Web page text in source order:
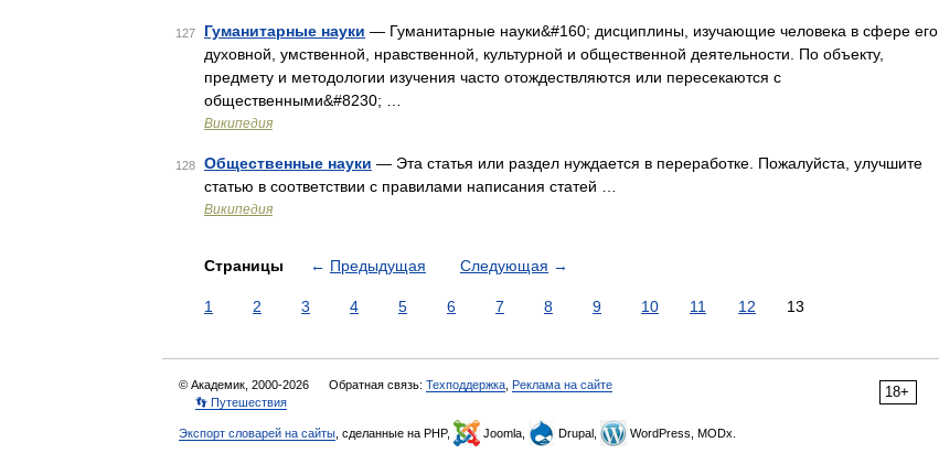
127 Гуманитарные науки — Гуманитарные науки&#160; дисциплины, изучающие человека в сфере его
духовной, умственной, нравственной, культурной и общественной деятельности. По объекту,
предмету и методологии изучения часто отождествляются или пересекаются с
общественными&#8230; …
Википедия
128 Общественные науки — Эта статья или раздел нуждается в переработке. Пожалуйста, улучшите
статью в соответствии с правилами написания статей …
Википедия
Страницы ← Предыдущая Следующая →
1 2 3 4 5 6 7 8 9 10 11 12 13
18+
© Академик, 2000-2026 Обратная связь: Техподдержка Реклама на сайте
👣 Путешествия
Экспорт словарей на сайты , сделанные на PHP, Joomla, Drupal, WordPress, MODx.